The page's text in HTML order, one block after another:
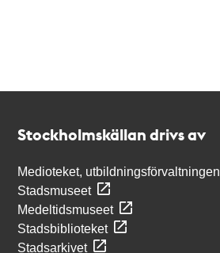
Stockholmskällan drivs av
Medioteket, utbildningsförvaltningen
Stadsmuseet
Medeltidsmuseet
Stadsbiblioteket
Stadsarkivet